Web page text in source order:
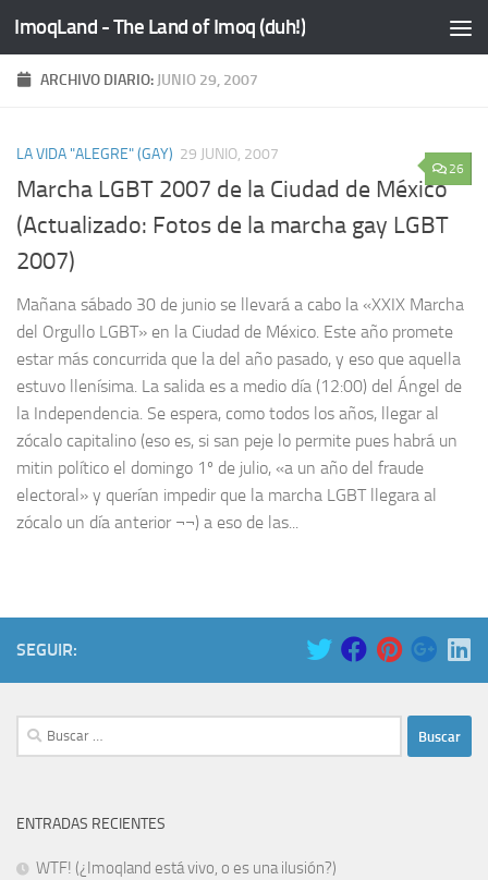
Saltar al contenido
ImoqLand - The Land of Imoq (duh!)
ARCHIVO DIARIO: JUNIO 29, 2007
26
LA VIDA "ALEGRE" (GAY) 29 JUNIO, 2007
Marcha LGBT 2007 de la Ciudad de México
(Actualizado: Fotos de la marcha gay LGBT
2007)
Mañana sábado 30 de junio se llevará a cabo la «XXIX Marcha
del Orgullo LGBT» en la Ciudad de México. Este año promete
estar más concurrida que la del año pasado, y eso que aquella
estuvo llenísima. La salida es a medio día (12:00) del Ángel de
la Independencia. Se espera, como todos los años, llegar al
zócalo capitalino (eso es, si san peje lo permite pues habrá un
mitin político el domingo 1º de julio, «a un año del fraude
electoral» y querían impedir que la marcha LGBT llegara al
zócalo un día anterior ¬¬) a eso de las...
SEGUIR:
Buscar:
ENTRADAS RECIENTES
WTF! (¿Imoqland está vivo, o es una ilusión?)